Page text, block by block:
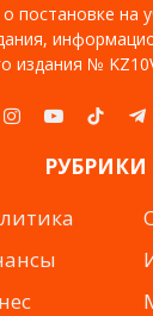
постановке на
издания №
Instagram
YouTubeTikTok
РУБРИКИ